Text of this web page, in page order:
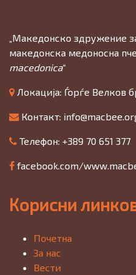
„Македонско здружение
македонска медоносна
macedonica“
Локација: Ѓорѓе Велков
Контакт:
Телефон: +389 70 651 377
facebook.com/
Корисни
Почетна
За нас
Вести